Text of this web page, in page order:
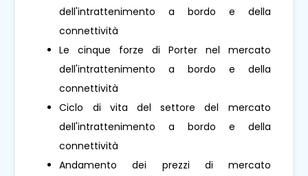
dell'intrattenimento a bordo e della
connettività
Le cinque forze di Porter nel mercato
dell'intrattenimento a bordo e della
connettività
Ciclo di vita del settore del mercato
dell'intrattenimento a bordo e della
connettività
Andamento dei prezzi di mercato